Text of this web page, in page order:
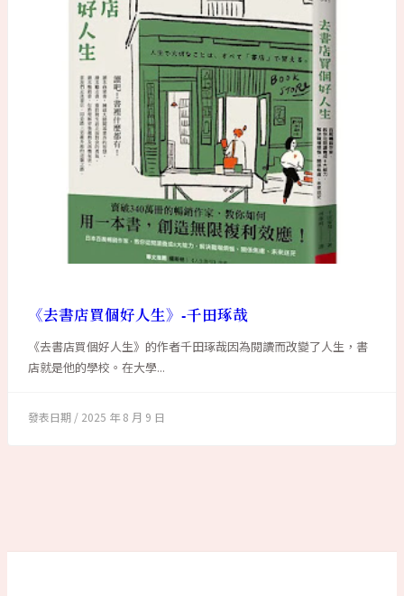
《去書店買個好人生》-千田琢哉
《去書店買個好人生》的作者千田琢哉因為閱讀而改變了人生，書
店就是他的學校。在大學...
2025 年 8 月 9 日